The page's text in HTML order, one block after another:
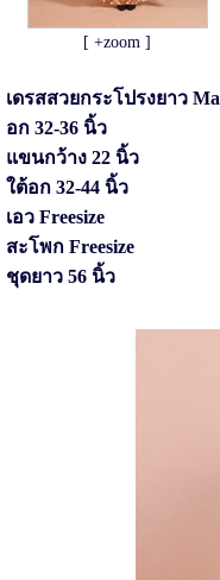
[ +zoom ]
เดรสสวยกระโปรงยาว
อก 32-36 นิ้ว
แขนกว้าง 22 นิ้ว
ใต้อก 32-44 นิ้ว
เอว Freesize
สะโพก Freesize
ชุดยาว 56 นิ้ว